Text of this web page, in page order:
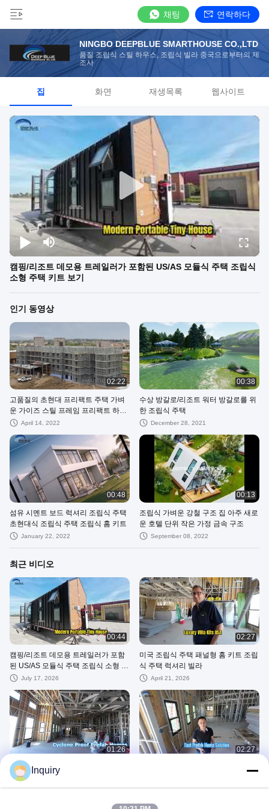
채팅 연락하다
NINGBO DEEPBLUE SMARTHOUSE CO.,LTD
품질 조립식 스틸 하우스, 조립식 빌라 중국으로부터의 제
조사
집 화면 재생목록 웹사이트
캠핑/리조트 데모용 트레일러가 포함된 US/AS 모듈식 주택 조립식
소형 주택 키트 보기
인기 동영상
02:22
고품질의 초현대 프리팩트 주택 가벼
운 가이즈 스틸 프레임 프리팩트 하우
스 럭셔리 빌라
April 14, 2022
00:38
수상 방갈로/리조트 워터 방갈로를 위
한 조립식 주택
December 28, 2021
00:48
섬유 시멘트 보드 럭셔리 조립식 주택
초현대식 조립식 주택 조립식 홈 키트
January 22, 2022
00:13
조립식 가벼운 강철 구조 집 아주 새로
운 호텔 단위 작은 가정 금속 구조
September 08, 2022
최근 비디오
00:44
캠핑/리조트 데모용 트레일러가 포함
된 US/AS 모듈식 주택 조립식 소형 주
택 키트 보기
July 17, 2026
02:27
미국 조립식 주택 패널형 홈 키트 조립
식 주택 럭셔리 빌라
April 21, 2026
01:26
시청: WPC 클래딩 사전 제조 주택 사
이클론 방지 현대식 조립식 홈 키트 쇼
케이스
02:27
Inquiry